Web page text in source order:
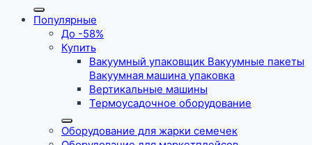
Популярные
До -58%
Купить
Вакуумный упаковщик Вакуумные пакеты
Вакуумная машина упаковка
Вертикальные машины
Термоусадочное оборудование
Оборудование для жарки семечек